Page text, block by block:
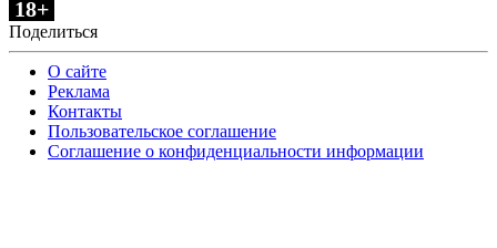
18+
Поделиться
О сайте
Реклама
Контакты
Пользовательское соглашение
Соглашение о конфиденциальности информации